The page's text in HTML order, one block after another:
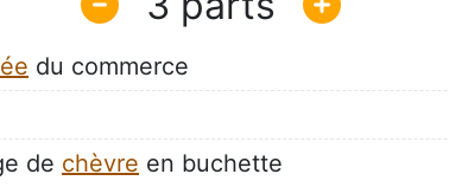
du commerce
de chèvre en buchette